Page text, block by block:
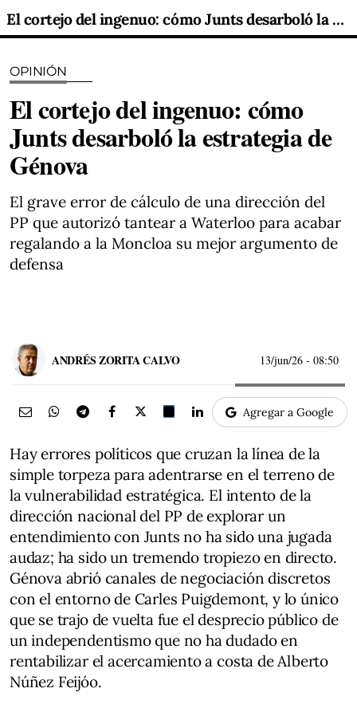
El cortejo del ingenuo: cómo Junts desarboló la estrategia de Génova
OPINIÓN
El cortejo del ingenuo: cómo
Junts desarboló la estrategia de
Génova
El grave error de cálculo de una dirección del
PP que autorizó tantear a Waterloo para acabar
regalando a la Moncloa su mejor argumento de
defensa
ANDRÉS ZORITA CALVO 13/jun/26 - 08:50
Agregar a Google
Hay errores políticos que cruzan la línea de la
simple torpeza para adentrarse en el terreno de
la vulnerabilidad estratégica. El intento de la
dirección nacional del PP de explorar un
entendimiento con Junts no ha sido una jugada
audaz; ha sido un tremendo tropiezo en directo.
Génova abrió canales de negociación discretos
con el entorno de Carles Puigdemont, y lo único
que se trajo de vuelta fue el desprecio público de
un independentismo que no ha dudado en
rentabilizar el acercamiento a costa de Alberto
Núñez Feijóo.